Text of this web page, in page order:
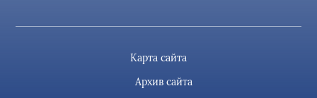
Карта сайта
Архив сайта